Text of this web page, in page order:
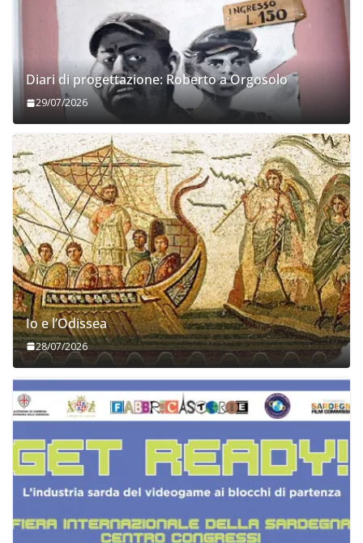
Diari di progettazione: Roberto a Orgosolo
29/07/2026
Io e l’Odissea
28/07/2026